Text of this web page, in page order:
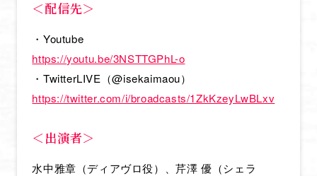
＜配信先＞
・Youtube
https://youtu.be/3NSTTGPhL-o
・TwitterLIVE（@isekaimaou）
https://twitter.com/i/broadcasts/1ZkKzeyLwBLxv
＜出演者＞
水中雅章（ディアヴロ役）、芹澤 優（シェラ